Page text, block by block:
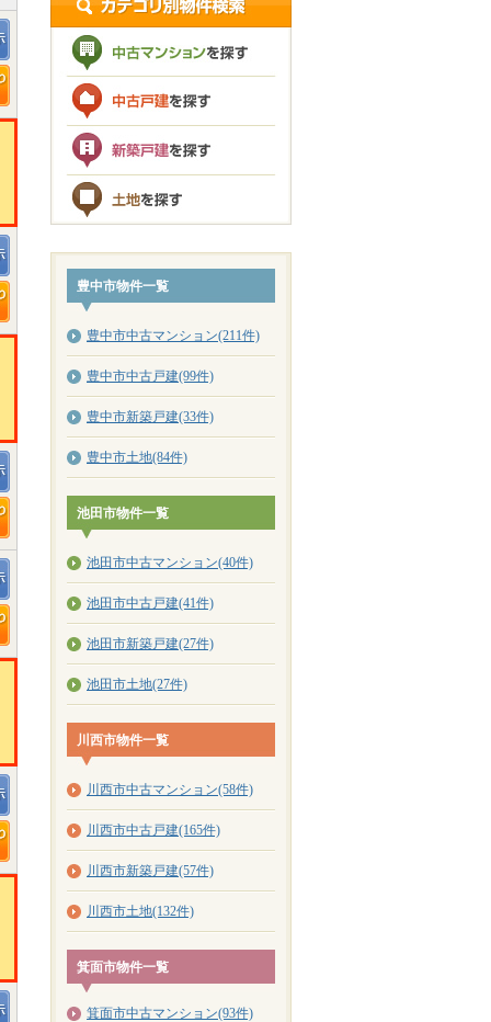
豊中市物件一覧
豊中市中古マンション(211件)
豊中市中古戸建(99件)
豊中市新築戸建(33件)
豊中市土地(84件)
池田市物件一覧
池田市中古マンション(40件)
池田市中古戸建(41件)
池田市新築戸建(27件)
池田市土地(27件)
川西市物件一覧
川西市中古マンション(58件)
川西市中古戸建(165件)
川西市新築戸建(57件)
川西市土地(132件)
箕面市物件一覧
箕面市中古マンション(93件)